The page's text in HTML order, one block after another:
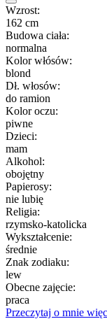
Wzrost:
162 cm
Budowa ciała:
normalna
Kolor włósów:
blond
Dł. włosów:
do ramion
Kolor oczu:
piwne
Dzieci:
mam
Alkohol:
obojętny
Papierosy:
nie lubię
Religia:
rzymsko-katolicka
Wykształcenie:
średnie
Znak zodiaku:
lew
Obecne zajęcie:
praca
Przeczytaj o mnie